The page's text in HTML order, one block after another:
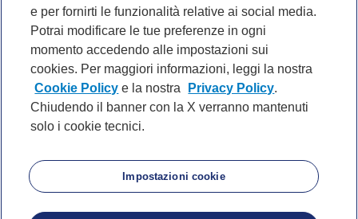
P. IVA 10540610960 del Gruppo IVA Banca
Mediolanum
e per fornirti le funzionalità relative ai social media.
Potrai modificare le tue preferenze in ogni
momento accedendo alle impostazioni sui
cookies. Per maggiori informazioni, leggi la nostra
Cookie Policy e la nostra Privacy Policy.
Chiudendo il banner con la X verranno mantenuti
solo i cookie tecnici.
Impostazioni cookie